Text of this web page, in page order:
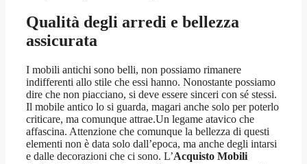
Qualità degli arredi e bellezza
assicurata
I mobili antichi sono belli, non possiamo rimanere
indifferenti allo stile che essi hanno. Nonostante possiamo
dire che non piacciano, si deve essere sinceri con sé stessi.
Il mobile antico lo si guarda, magari anche solo per poterlo
criticare, ma comunque attrae.Un legame atavico che
affascina. Attenzione che comunque la bellezza di questi
elementi non è data solo dall’epoca, ma anche degli intarsi
e dalle decorazioni che ci sono. L’Acquisto Mobili